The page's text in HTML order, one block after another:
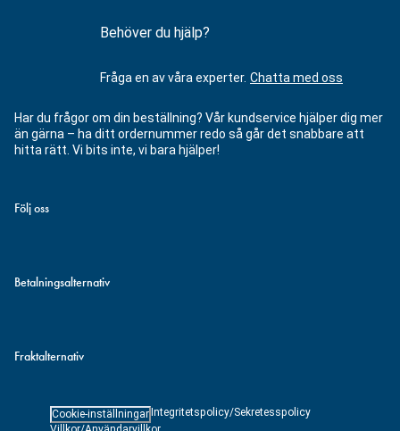
Behöver du hjälp?
Fråga en av våra experter. Chatta med oss
Har du frågor om din beställning? Vår kundservice hjälper dig mer
än gärna – ha ditt ordernummer redo så går det snabbare att
hitta rätt. Vi bits inte, vi bara hjälper!
Följ oss
Betalningsalternativ
Fraktalternativ
Cookie-inställningar Integritetspolicy/Sekretesspolicy